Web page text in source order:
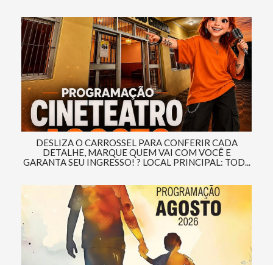
DESLIZA O CARROSSEL PARA CONFERIR CADA
DETALHE, MARQUE QUEM VAI COM VOCÊ E
GARANTA SEU INGRESSO! ? LOCAL PRINCIPAL: TOD...